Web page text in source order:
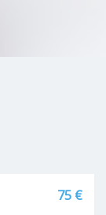
75 €